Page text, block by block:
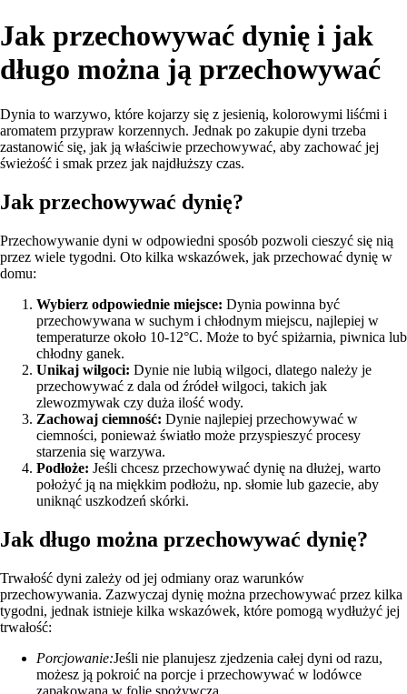
Jak przechowywać dynię i jak
długo można ją przechowywać
Dynia to warzywo, które kojarzy się z jesienią, kolorowymi liśćmi i
aromatem przypraw korzennych. Jednak po zakupie dyni trzeba
zastanowić się, jak ją właściwie przechowywać, aby zachować jej
świeżość i smak przez jak najdłuższy czas.
Jak przechowywać dynię?
Przechowywanie dyni w odpowiedni sposób pozwoli cieszyć się nią
przez wiele tygodni. Oto kilka wskazówek, jak przechować dynię w
domu:
Wybierz odpowiednie miejsce: Dynia powinna być
przechowywana w suchym i chłodnym miejscu, najlepiej w
temperaturze około 10-12°C. Może to być spiżarnia, piwnica lub
chłodny ganek.
Unikaj wilgoci: Dynie nie lubią wilgoci, dlatego należy je
przechowywać z dala od źródeł wilgoci, takich jak
zlewozmywak czy duża ilość wody.
Zachowaj ciemność: Dynie najlepiej przechowywać w
ciemności, ponieważ światło może przyspieszyć procesy
starzenia się warzywa.
Podłoże: Jeśli chcesz przechowywać dynię na dłużej, warto
położyć ją na miękkim podłożu, np. słomie lub gazecie, aby
uniknąć uszkodzeń skórki.
Jak długo można przechowywać dynię?
Trwałość dyni zależy od jej odmiany oraz warunków
przechowywania. Zazwyczaj dynię można przechowywać przez kilka
tygodni, jednak istnieje kilka wskazówek, które pomogą wydłużyć jej
trwałość:
Porcjowanie:Jeśli nie planujesz zjedzenia całej dyni od razu,
możesz ją pokroić na porcje i przechowywać w lodówce
zapakowaną w folię spożywczą.